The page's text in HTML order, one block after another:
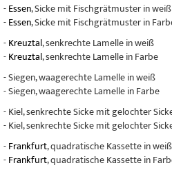
-Essen, Sicke mit Fischgrätmuster in weiß
-Essen, Sicke mit Fischgrätmuster in
-Kreuztal, senkrechte Lamelle in weiß
-Kreuztal, senkrechte Lamelle in Farbe
- Siegen, waagerechte Lamelle in weiß
- Siegen, waagerechte Lamelle in Farbe
- Kiel, senkrechte Sicke mit gelochter
- Kiel, senkrechte Sicke mit gelochter
-Frankfurt, quadratische Kassette in weiß
-Frankfurt, quadratische Kassette in